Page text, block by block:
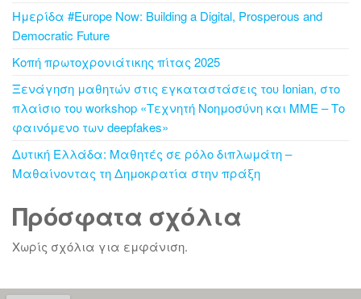
Ημερίδα #Europe Now: Building a Digital, Prosperous and
Democratic Future
Κοπή πρωτοχρονιάτικης πίτας 2025
Ξενάγηση μαθητών στις εγκαταστάσεις του Ionian, στο
πλαίσιο του workshop «Τεχνητή Νοημοσύνη και ΜΜΕ – Το
φαινόμενο των deepfakes»
Δυτική Ελλάδα: Μαθητές σε ρόλο διπλωμάτη –
Μαθαίνοντας τη Δημοκρατία στην πράξη
Πρόσφατα σχόλια
Χωρίς σχόλια για εμφάνιση.